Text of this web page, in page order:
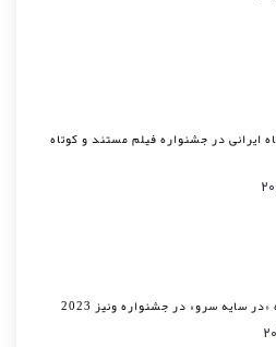
ایرانی در جشنواره فیلم مستند و کوتاه
سایه سرو» در جشنواره ونیز 2023